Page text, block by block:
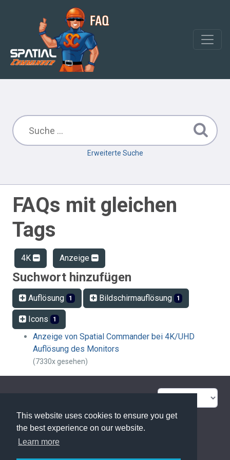
This website uses cookies to ensure you get
the best experience on our website.
Learn more
Erweiterte Suche
FAQs mit gleichen
Tags
4K Anzeige
Suchwort hinzufügen
Auflösung 1 Bildschirmauflösung 1
Icons 1
Anzeige von Spatial Commander bei 4K/UHD
Auflösung des Monitors
(7330x gesehen)
Glossar Kontakt
Datenschutzerklärung